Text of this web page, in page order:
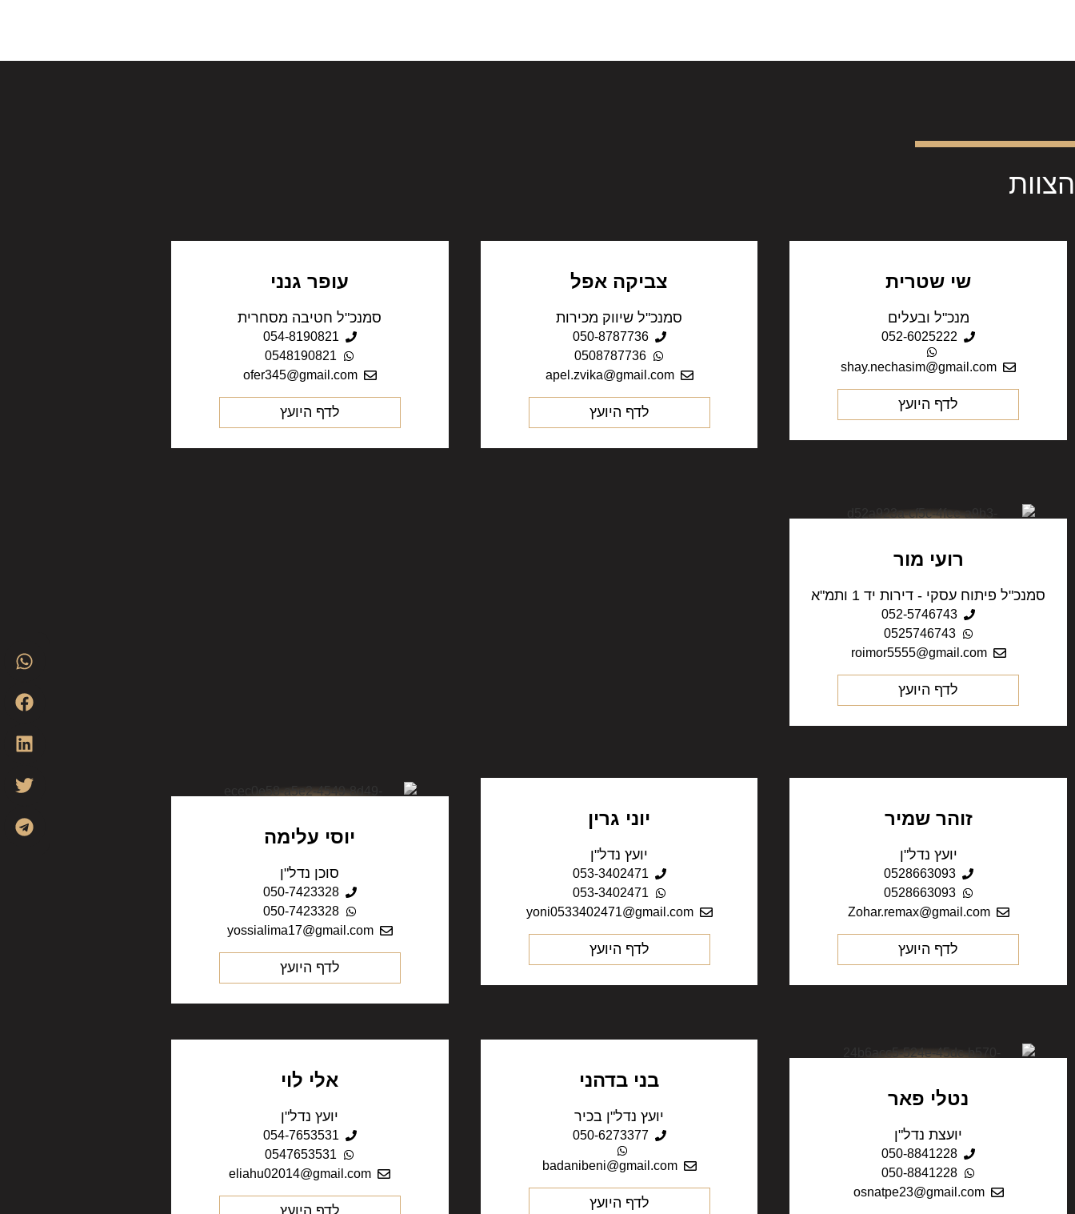
הצוות
שי שטרית
מנכ"ל ובעלים
052-6025222
shay.nechasim@gmail.com
לדף היועץ
צביקה אפל
סמנכ"ל שיווק מכירות
050-8787736
0508787736
apel.zvika@gmail.com
לדף היועץ
עופר גנני
סמנכ"ל חטיבה מסחרית
054-8190821
0548190821
ofer345@gmail.com
לדף היועץ
רועי מור
סמנכ"ל פיתוח עסקי - דירות יד 1 ותמ"א
052-5746743
0525746743
roimor5555@gmail.com
לדף היועץ
זוהר שמיר
יועץ נדל"ן
0528663093
0528663093
Zohar.remax@gmail.com
לדף היועץ
יוני גרין
יועץ נדל"ן
053-3402471
053-3402471
yoni0533402471@gmail.com
לדף היועץ
יוסי עלימה
סוכן נדל"ן
050-7423328
050-7423328
yossialima17@gmail.com
לדף היועץ
נטלי פאר
יועצת נדל"ן
050-8841228
050-8841228
osnatpe23@gmail.com‬
בני בדהני
יועץ נדל"ן בכיר
050-6273377
badanibeni@gmail.com
לדף היועץ
אלי לוי
יועץ נדל"ן
054-7653531
0547653531
eliahu02014@gmail.com
לדף היועץ